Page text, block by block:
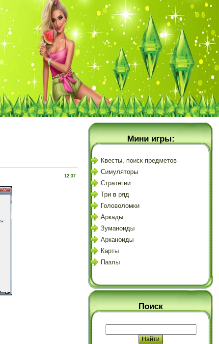
12:37
Мини игры:
Квесты, поиск предметов
Симуляторы
Стратегии
Три в ряд
Головоломки
Аркады
Зуманоиды
Арканоиды
Карты
Пазлы
Поиск